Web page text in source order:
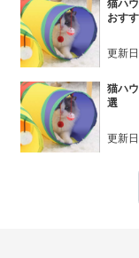
猫ハ
おす
更新日
猫ハ
選
更新日